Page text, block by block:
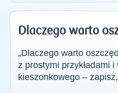
Dlaczego warto
„Dlaczego warto
z prostymi przykładami
kieszonkowego –